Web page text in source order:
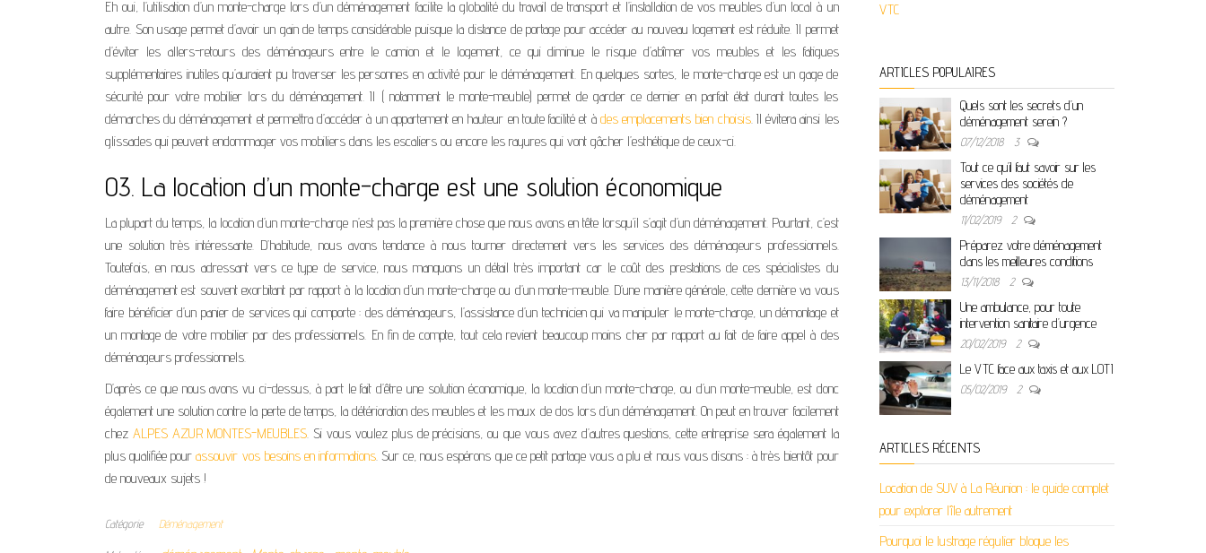
Eh oui, l’utilisation d’un monte-charge lors d’un déménagement facilite la globalité du travail de transport et l’installation de vos meubles d’un local à un
autre. Son usage permet d’avoir un gain de temps considérable puisque la distance de portage pour accéder au nouveau logement est réduite. Il permet
d’éviter les allers-retours des déménageurs entre le camion et le logement, ce qui diminue le risque d’abîmer vos meubles et les fatigues
supplémentaires inutiles qu’auraient pu traverser les personnes en activité pour le déménagement. En quelques sortes, le monte-charge est un gage de
sécurité pour votre mobilier lors du déménagement. Il ( notamment le monte-meuble) permet de garder ce dernier en parfait état durant toutes les
démarches du déménagement et permettra d’accéder à un appartement en hauteur en toute facilité et à des emplacements bien choisis. Il évitera ainsi les
glissades qui peuvent endommager vos mobiliers dans les escaliers ou encore les rayures qui vont gâcher l’esthétique de ceux-ci.
03. La location d’un monte-charge est une solution économique
La plupart du temps, la location d’un monte-charge n’est pas la première chose que nous avons en tête lorsqu’il s’agit d’un déménagement. Pourtant, c’est
une solution très intéressante. D’habitude, nous avons tendance à nous tourner directement vers les services des déménageurs professionnels.
Toutefois, en nous adressant vers ce type de service, nous manquons un détail très important car le coût des prestations de ces spécialistes du
déménagement est souvent exorbitant par rapport à la location d’un monte-charge ou d’un monte-meuble. D’une manière générale, cette dernière va vous
faire bénéficier d’un panier de services qui comporte : des déménageurs, l’assistance d’un technicien qui va manipuler le monte-charge, un démontage et
un montage de votre mobilier par des professionnels. En fin de compte, tout cela revient beaucoup moins cher par rapport au fait de faire appel à des
déménageurs professionnels.
D’après ce que nous avons vu ci-dessus, à part le fait d’être une solution économique, la location d’un monte-charge, ou d’un monte-meuble, est donc
également une solution contre la perte de temps, la détérioration des meubles et les maux de dos lors d’un déménagement. On peut en trouver facilement
chez ALPES AZUR MONTES-MEUBLES . Si vous voulez plus de précisions, ou que vous avez d’autres questions, cette entreprise sera également la
plus qualifiée pourassouvir vos besoins en informations. Sur ce, nous espérons que ce petit partage vous a plu et nous vous disons : à très bientôt pour
de nouveaux sujets !
Catégorie Déménagement
VTC
ARTICLES POPULAIRES
Quels sont les secrets d’un
déménagement serein ?
07/12/2018 3
Tout ce qu’il faut savoir sur les
services des sociétés de
déménagement
11/02/2019 2
Préparez votre déménagement
dans les meilleures conditions
13/11/2018 2
Une ambulance, pour toute
intervention sanitaire d’urgence
20/02/2019 2
Le VTC face aux taxis et aux LOTI
05/02/2019 2
ARTICLES RÉCENTS
Location de SUV à La Réunion : le guide complet
pour explorer l’île autrement
Pourquoi le lustrage régulier bloque les